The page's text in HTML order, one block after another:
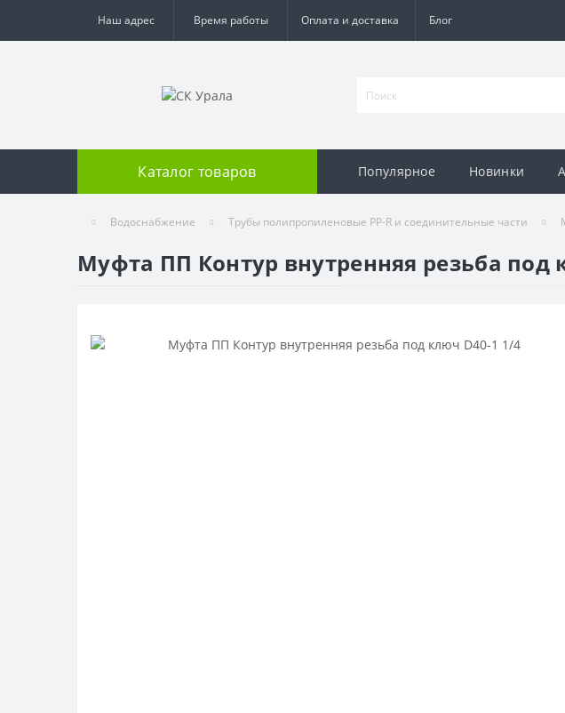
Наш адрес Время работы Оплата и доставка Блог
Каталог товаров Популярное Новинки
Водоснабжение Трубы полипропиленовые PP-R и соединительные части
Муфта ПП Контур внутренняя резьба под